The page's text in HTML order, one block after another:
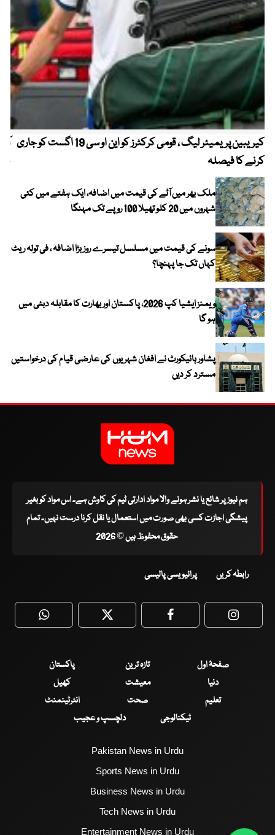
کیریبین پریمیئر لیگ ، قومی کرکٹرز کو این او سی 19 اگست کو جاری
کرنے کا فیصلہ
ملک بھر میں آٹے کی قیمت میں اضافہ، ایک ہفتے میں کئی
شہروں میں 20 کلو تھیلا 100 روپے تک مہنگا
سونے کی قیمت میں مسلسل تیسرے روز بڑا اضافہ ، فی تولہ ریٹ
کہاں تک جا پہنچا؟
ویمنز ایشیا کپ 2026، پاکستان اور بھارت کا مقابلہ دبئی میں
ہو گا
پشاور ہائیکورٹ نے افغان شہریوں کی عارضی قیام کی درخواستیں
مسترد کر دیں
ہم نیوز پر شائع یا نشر ہونے والا مواد ادارتی ٹیم کی کاوش ہے۔ اس مواد کو بغیر
پیشگی اجازت کسی بھی صورت میں استعمال یا نقل کرنا درست نہیں۔ تمام
حقوق محفوظ ہیں © 2026
رابطہ کریں پرائیویسی پالیسی
WhatsApp Twitter Facebook
صفحۂ اول تازہ ترین
پاکستان
دنیا
معیشت
کھیل
تعلیم
صحت
انٹرٹینمنٹ
ٹیکنالوجی
دلچسپ و عجیب
Pakistan News in Urdu
Sports News in Urdu
Business News in Urdu
Tech News in Urdu
Entertainment News in Urdu